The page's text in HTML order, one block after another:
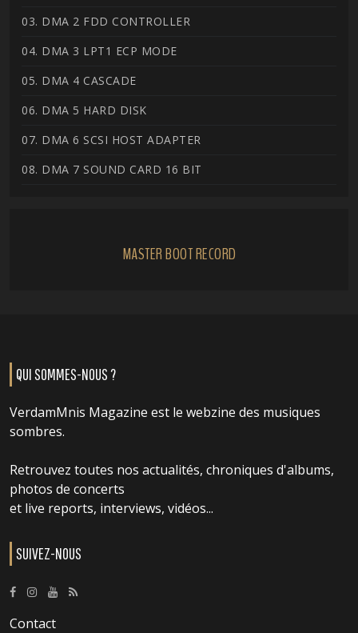
03. DMA 2 FDD CONTROLLER
04. DMA 3 LPT1 ECP MODE
05. DMA 4 CASCADE
06. DMA 5 HARD DISK
07. DMA 6 SCSI HOST ADAPTER
08. DMA 7 SOUND CARD 16 BIT
MASTER BOOT RECORD
QUI SOMMES-NOUS ?
VerdamMnis Magazine est le webzine des musiques
sombres.
Retrouvez toutes nos actualités, chroniques d'albums,
photos de concerts
et live reports, interviews, vidéos...
SUIVEZ-NOUS
Contact